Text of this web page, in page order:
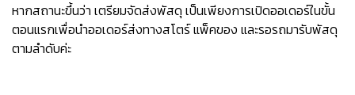
หากสถานะขึ้นว่า เตรียมจัดส่งพัสดุ เป็นเพียงการเปิดออเดอร์ในขั้น
ตอนแรกเพื่อนำออเดอร์ส่งทางสโตร์ แพ็คของ และรอรถมารับพัสดุ
ตามลำดับค่ะ